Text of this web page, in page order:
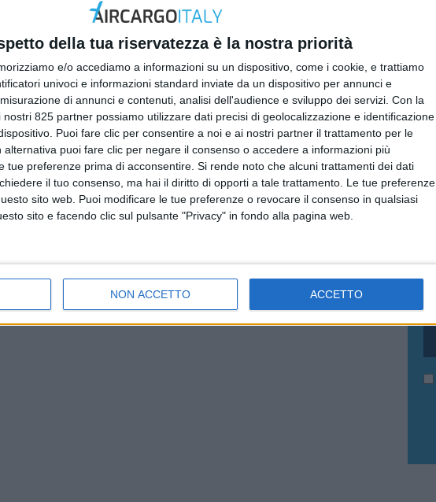
della tua riservatezza è la nostra priorità
e/o accediamo a informazioni su un dispositivo, come i cookie, e trattiamo
univoci e informazioni standard inviate da un dispositivo per annunci e
di annunci e contenuti, analisi dell'audience e sviluppo dei servizi. Con la
825 partner possiamo utilizzare dati precisi di geolocalizzazione e identificazione
Puoi fare clic per consentire a noi e ai nostri partner il trattamento per le
puoi fare clic per negare il consenso o accedere a informazioni più
tue preferenze prima di acconsentire. Si rende noto che alcuni trattamenti dei dati
il tuo consenso, ma hai il diritto di opporti a tale trattamento. Le tue preferenze
sito web. Puoi modificare le tue preferenze o revocare il consenso in qualsiasi
sito e facendo clic sul pulsante "Privacy" in fondo alla pagina web.
NON ACCETTO ACCETTO
un programma Servizi 4.0 per